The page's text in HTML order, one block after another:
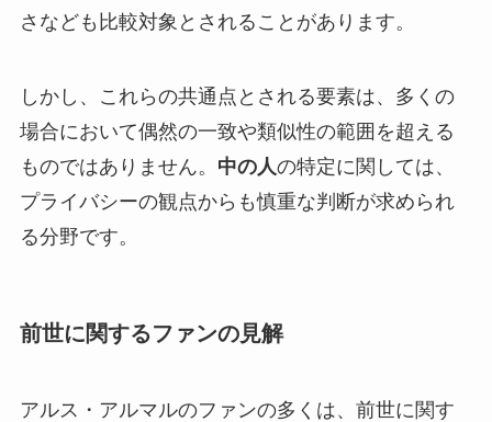
さなども比較対象とされることがあります。
しかし、これらの共通点とされる要素は、多くの
場合において偶然の一致や類似性の範囲を超える
ものではありません。 中の人の特定に関しては、
プライバシーの観点からも慎重な判断が求められ
る分野です。
前世に関するファンの見解
アルス・アルマルのファンの多くは、前世に関す